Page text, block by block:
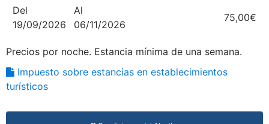
Del
19/09/2026
Al
06/11/2026
75,00€
Precios por noche. Estancia mínima de una semana.
Impuesto sobre estancias en establecimientos
turísticos